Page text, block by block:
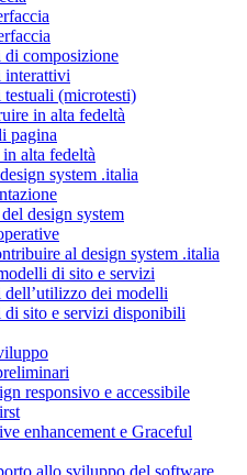
di composizione
interattivi
(microtesti)
in alta fedeltà
pagina
alta fedeltà
system .italia
design system
al design system .italia
di sito e servizi
dell’utilizzo dei modelli
sito e servizi disponibili
responsivo e accessibile
enhancement e Graceful
allo sviluppo del software